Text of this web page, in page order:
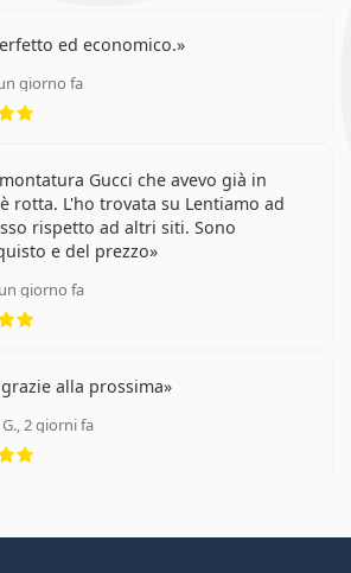
ed economico.
giorno fa
Gucci che avevo già in
rotta. L'ho trovata su Lentiamo ad
rispetto ad altri siti. Sono
e del prezzo
giorno fa
alla prossima
2 giorni fa
valutazione 5 di 5